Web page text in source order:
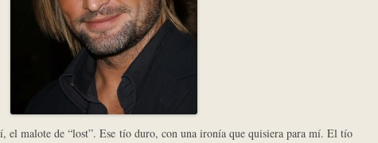
el malote de “lost”. Ese tío duro, con una ironía que quisiera para mí. El tío